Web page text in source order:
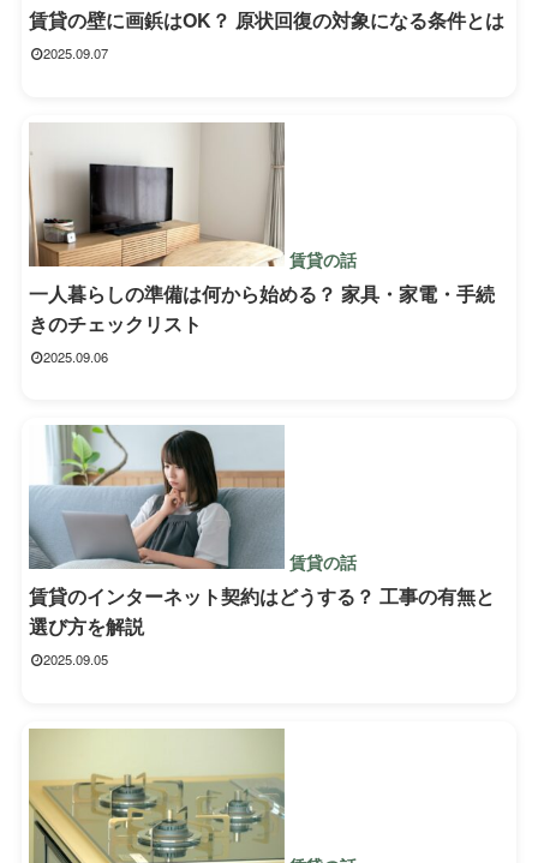
賃貸の壁に画鋲はOK？ 原状回復の対象になる条件とは
2025.09.07
賃貸の話
一人暮らしの準備は何から始める？ 家具・家電・手続
きのチェックリスト
2025.09.06
賃貸の話
賃貸のインターネット契約はどうする？ 工事の有無と
選び方を解説
2025.09.05